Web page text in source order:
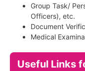
Group Task/
Officers), etc.
Document
Medical
Useful Links